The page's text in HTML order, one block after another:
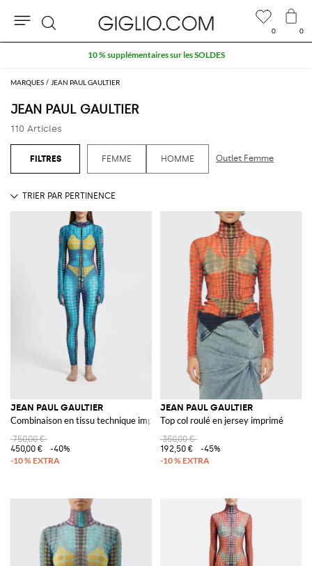
MARQUES JEAN PAUL GAULTIER
JEAN PAUL GAULTIER
110 Articles
FEMME HOMME Outlet Femme
JEAN PAUL GAULTIER
Combinaison en tissu technique imprimé
750,00 €
450,00 €
-40%
JEAN PAUL GAULTIER
Top col roulé en jersey imprimé
350,00 €
192,50 €
-45%
0 0
Rechercher
10 % supplémentaires sur les SOLDES